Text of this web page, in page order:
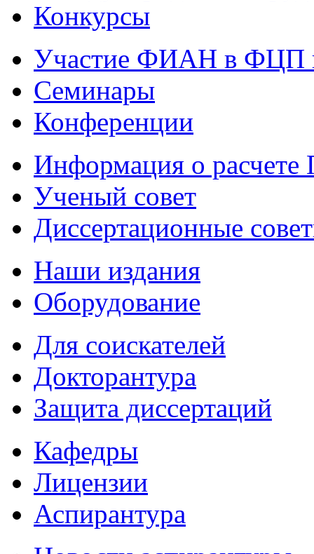
Конкурсы
Участие ФИАН в ФЦП
Семинары
Конференции
Информация о
Ученый совет
Диссертационные
Наши издания
Оборудование
Для соискателей
Докторантура
Защита диссертаций
Кафедры
Лицензии
Аспирантура